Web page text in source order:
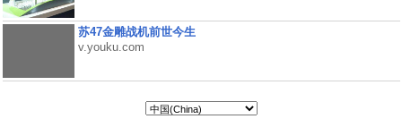
苏47金雕战机前世今生
v.youku.com